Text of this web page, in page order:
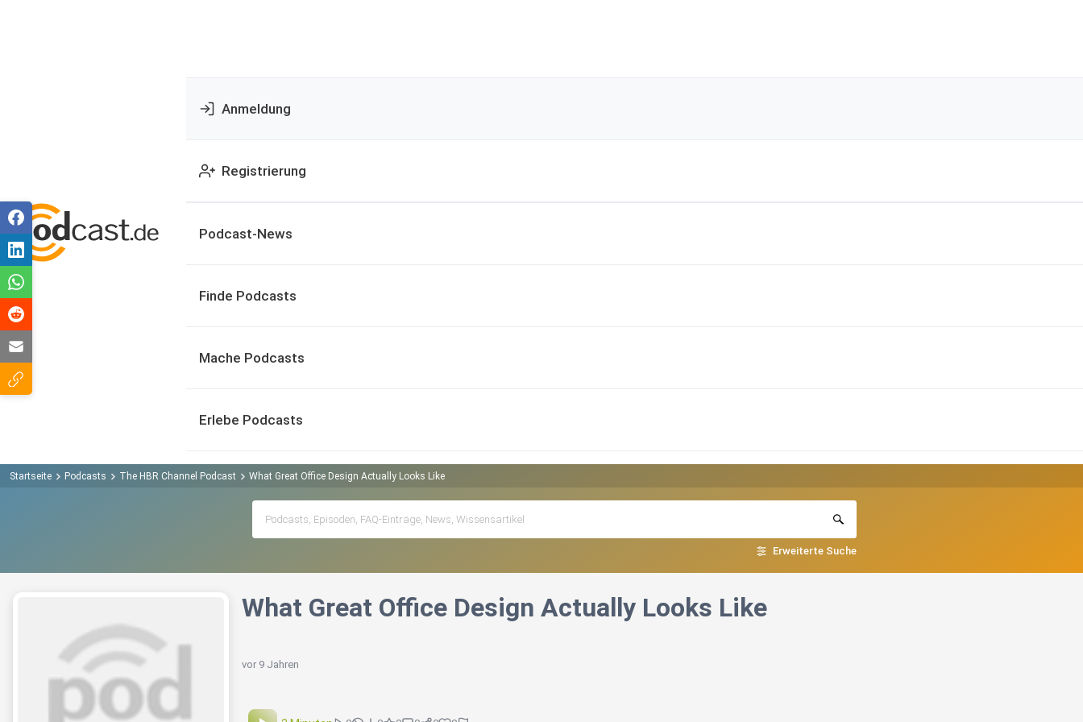
Anmeldung
Registrierung
Podcast-News
Finde Podcasts
Mache Podcasts
Erlebe Podcasts
Startseite Podcasts The HBR Channel Podcast What Great Office Design Actually Looks Like
Erweiterte Suche
What Great Office Design Actually Looks Like
vor 9 Jahren